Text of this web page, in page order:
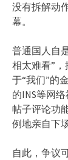
没有拆解动
幕。
普通国人自
相太难看”，
于“我们”的
的INS等网
帖子评论功
例地亲自下
自此，争议